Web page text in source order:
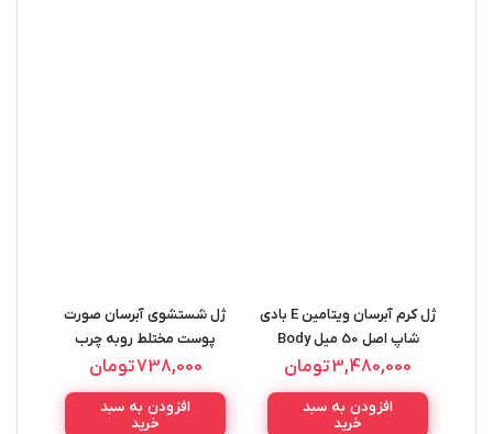
ژل کرم آبرسان ویتامین E بادی
شاپ اصل 50 میل Body
Shop Gel Moisture Cream
3,480,000تومان
افزودن به سبد
خرید
ژل شستشوی آبرسان صورت
پوست مختلط روبه چرب
سیمپل اصل Simple
Moidturising Facial Wash
150ML
738,000تومان
افزودن به سبد
خرید